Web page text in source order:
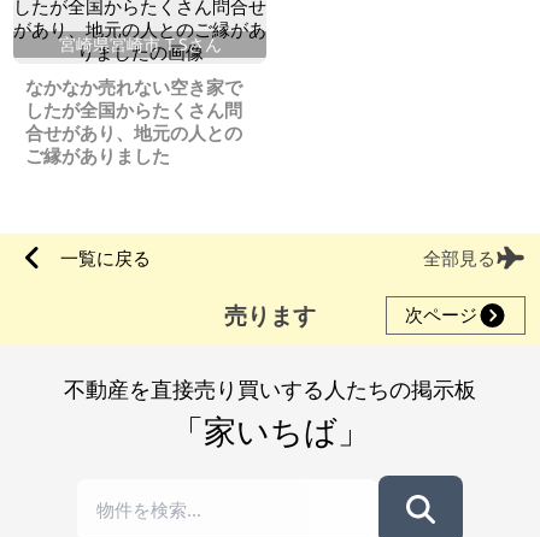
宮崎県宮崎市 T.Sさん
なかなか売れない空き家で
したが全国からたくさん問
合せがあり、地元の人との
ご縁がありました
一覧に戻る 全部見る
売ります 次ページ
不動産を直接売り買いする人たちの掲示板
「家いちば」